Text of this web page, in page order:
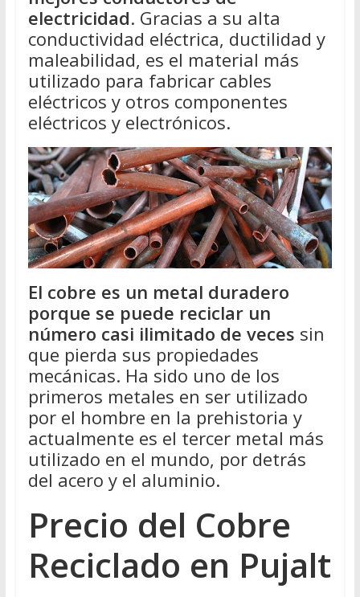
electricidad. Gracias a su alta
conductividad eléctrica, ductilidad y
maleabilidad, es el material más
utilizado para fabricar cables
eléctricos y otros componentes
eléctricos y electrónicos.
El cobre es un metal duradero
porque se puede reciclar un
número casi ilimitado de veces sin
que pierda sus propiedades
mecánicas. Ha sido uno de los
primeros metales en ser utilizado
por el hombre en la prehistoria y
actualmente es el tercer metal más
utilizado en el mundo, por detrás
del acero y el aluminio.
Precio del Cobre
Reciclado en Pujalt